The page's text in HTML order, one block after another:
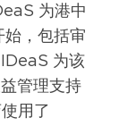
为港中
始，包括审
为该
管理支持
用了